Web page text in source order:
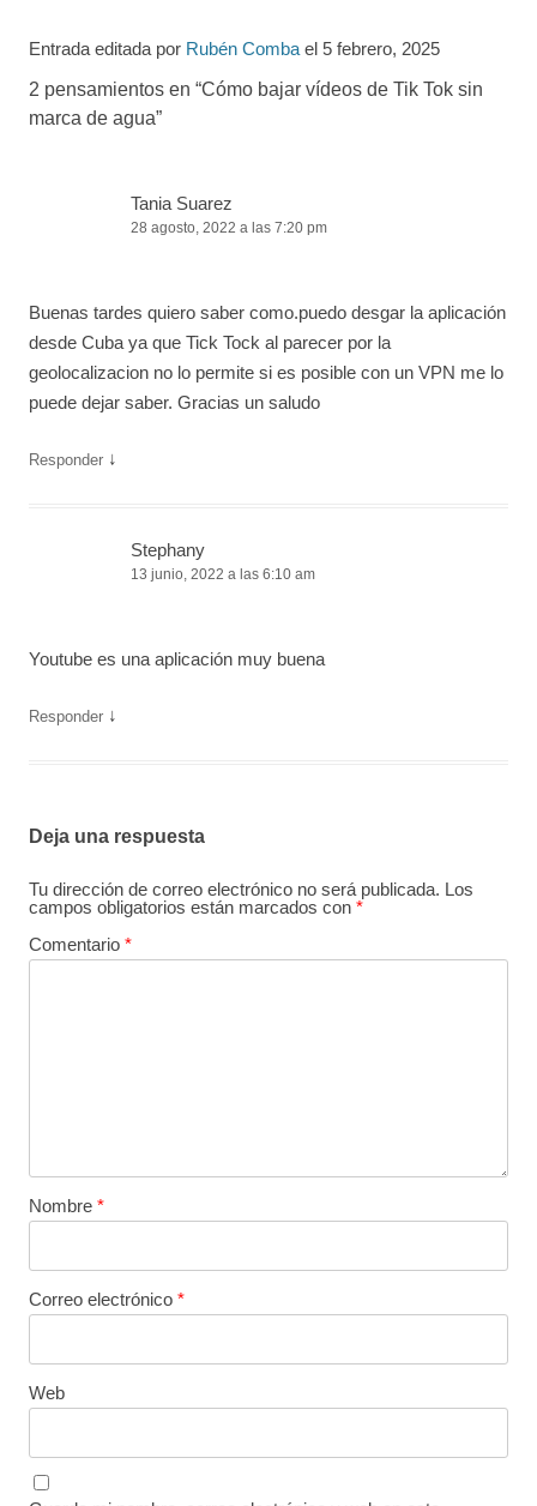
Entrada editada por Rubén Comba el 5 febrero, 2025
2 pensamientos en “Cómo bajar vídeos de Tik Tok sin
marca de agua”
Tania Suarez
28 agosto, 2022 a las 7:20 pm
Buenas tardes quiero saber como.puedo desgar la aplicación
desde Cuba ya que Tick Tock al parecer por la
geolocalizacion no lo permite si es posible con un VPN me lo
puede dejar saber. Gracias un saludo
Responder ↓
Stephany
13 junio, 2022 a las 6:10 am
Youtube es una aplicación muy buena
Responder ↓
Deja una respuesta
Tu dirección de correo electrónico no será publicada. Los
campos obligatorios están marcados con *
Comentario *
Nombre *
Correo electrónico *
Web